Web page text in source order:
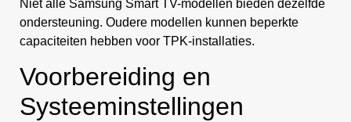
Niet alle Samsung Smart TV-modellen bieden dezelfde
ondersteuning. Oudere modellen kunnen beperkte
capaciteiten hebben voor TPK-installaties.
Voorbereiding en
Systeeminstellingen